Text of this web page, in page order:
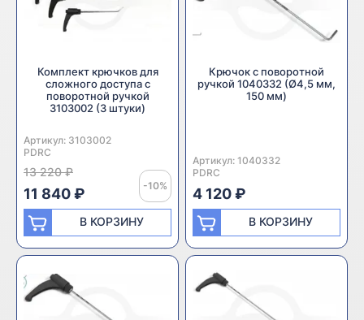
Комплект крючков для
сложного доступа с
поворотной ручкой
3103002 (3 штуки)
Артикул: 3103002
Производитель:
PDRC
13 220 ₽
-10%
11 840 ₽
В КОРЗИНУ
Крючок с поворотной
ручкой 1040332 (Ø4,5 мм,
150 мм)
Артикул: 1040332
Производитель:
PDRC
4 120 ₽
В КОРЗИНУ